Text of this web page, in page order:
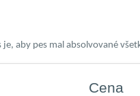
je, aby pes mal absolvované
Cena